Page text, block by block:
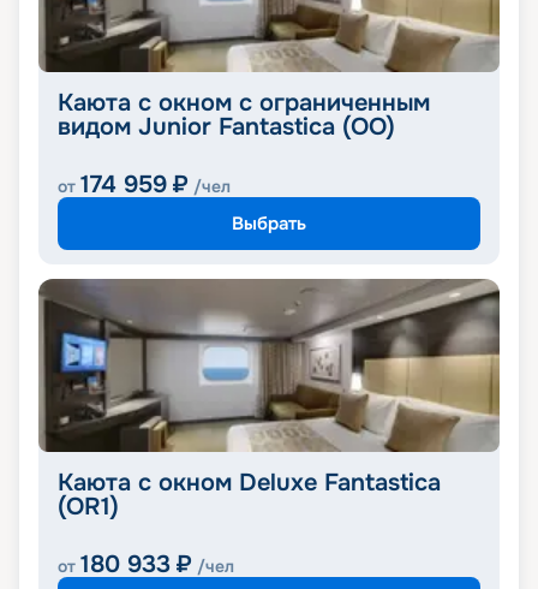
Каюта с окном с ограниченным
видом Junior Fantastica (OO)
от 174 959 ₽ /чел
Выбрать
Каюта с окном Deluxe Fantastica
(OR1)
от 180 933 ₽ /чел